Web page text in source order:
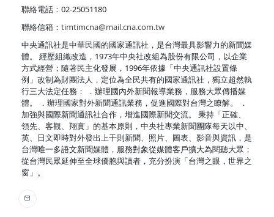
聯絡電話：02-25051180
聯絡信箱： timtimcna@mail.cna.com.tw
中央通訊社是中華民國的國家通訊社，是台灣最具影響力的新聞媒
體。 經歷組織改造，1973年中央社改組為股份有限公司，以企業
方式經營；隨著民主化發展，1996年依據「中央通訊社設置條
例」改制為財團法人，定位為全民共有的國家通訊社，獨立超然執
行三大法定任務： ．辦理國內外新聞報導業務，服務大眾傳播媒
體。 ．辦理國家對外新聞通訊業務，促進國際對台灣之瞭解。 ．
加強與國際新聞通訊社合作，增進國際新聞交流。 秉持「正確、
領先、客觀、翔實」的基本原則，中央社專業新聞團隊每天以中、
英、日文即時對外發出上千則新聞、照片、圖表、影音與資訊，是
台灣唯一多語文新聞媒體，服務對象從媒體客戶擴大為閱聽大眾；
從台灣民眾延伸至全球僑胞與讀者，充分扮演「台灣之眼，世界之
窗」。